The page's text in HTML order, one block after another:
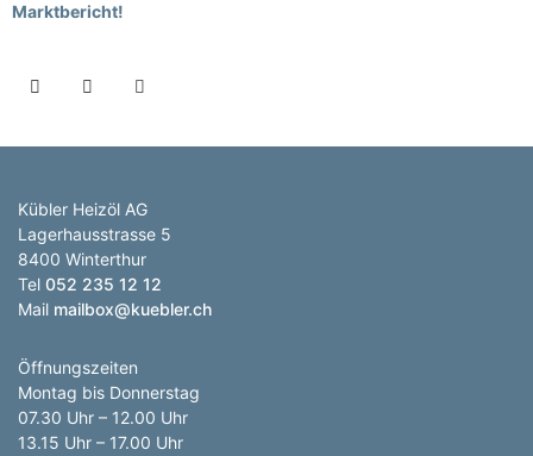
Marktbericht!
Kübler Heizöl AG
Lagerhausstrasse 5
8400 Winterthur
Tel 052 235 12 12
Mail mailbox@kuebler.ch
Öffnungszeiten
Montag bis Donnerstag
07.30 Uhr – 12.00 Uhr
13.15 Uhr – 17.00 Uhr